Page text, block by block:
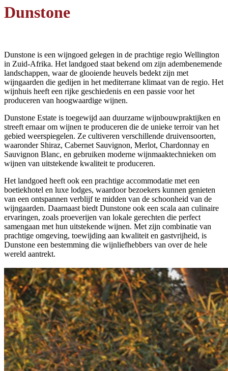
Dunstone
Dunstone is een wijngoed gelegen in de prachtige regio Wellington
in Zuid-Afrika. Het landgoed staat bekend om zijn adembenemende
landschappen, waar de glooiende heuvels bedekt zijn met
wijngaarden die gedijen in het mediterrane klimaat van de regio. Het
wijnhuis heeft een rijke geschiedenis en een passie voor het
produceren van hoogwaardige wijnen.
Dunstone Estate is toegewijd aan duurzame wijnbouwpraktijken en
streeft ernaar om wijnen te produceren die de unieke terroir van het
gebied weerspiegelen. Ze cultiveren verschillende druivensoorten,
waaronder Shiraz, Cabernet Sauvignon, Merlot, Chardonnay en
Sauvignon Blanc, en gebruiken moderne wijnmaaktechnieken om
wijnen van uitstekende kwaliteit te produceren.
Het landgoed heeft ook een prachtige accommodatie met een
boetiekhotel en luxe lodges, waardoor bezoekers kunnen genieten
van een ontspannen verblijf te midden van de schoonheid van de
wijngaarden. Daarnaast biedt Dunstone ook een scala aan culinaire
ervaringen, zoals proeverijen van lokale gerechten die perfect
samengaan met hun uitstekende wijnen. Met zijn combinatie van
prachtige omgeving, toewijding aan kwaliteit en gastvrijheid, is
Dunstone een bestemming die wijnliefhebbers van over de hele
wereld aantrekt.